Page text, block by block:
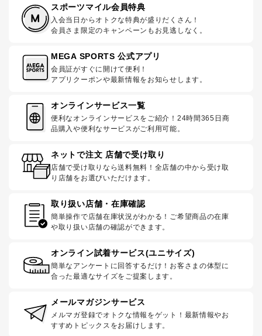
スポーツマイル会員特典
入会当日からオトクな特典が盛りだくさん！
会員さま限定のキャンペーンもお見逃しなく。
MEGA SPORTS 公式アプリ
会員証がすぐに開けて便利！
アプリクーポンや最新情報をお知らせします。
オンラインサービス一覧
便利なオンラインサービスをご紹介！24時間365日商
品購入や便利なサービスがご利用可能。
ネットで注文 店舗で受け取り
店舗で受け取りなら送料無料！全店舗の中から受け取
り店舗をお選びいただけます。
取り扱い店舗・在庫確認
簡単操作で店舗在庫状況がわかる！ご希望商品の在庫
や取り扱い店舗の確認ができます。
オンライン試着サービス(ユニサイズ)
簡単なアンケートに回答するだけ！お客さまの体型に
合った最適なサイズをご提案します。
メールマガジンサービス
メルマガ登録でオトクな情報をゲット！最新情報やお
すすめトピックスをお届けします。